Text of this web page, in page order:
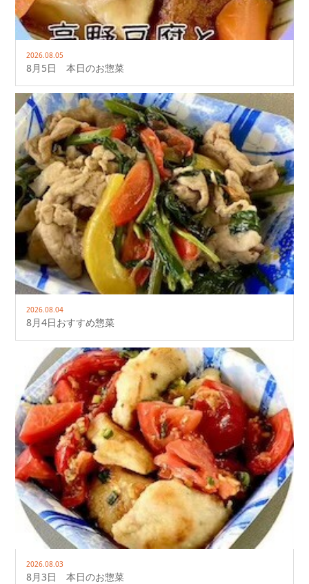
2026.08.05
8月5日 本日のお惣菜
2026.08.04
8月4日おすすめ惣菜
2026.08.03
8月3日 本日のお惣菜